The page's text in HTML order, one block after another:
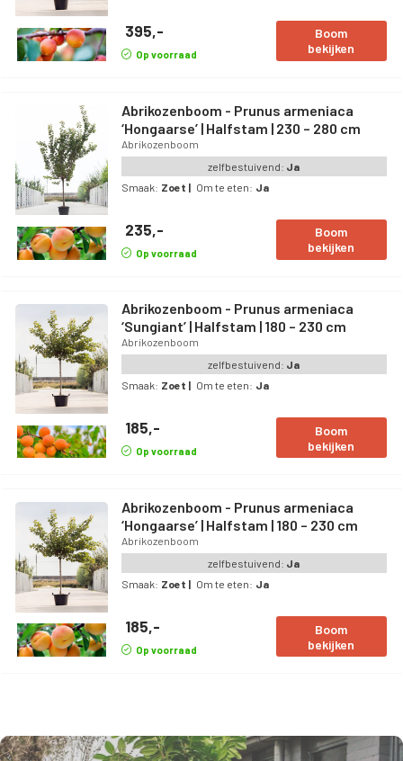
395,-
Op voorraad
Boom
bekijken
Abrikozenboom - Prunus armeniaca
‘Hongaarse’ | Halfstam | 230 – 280 cm
Abrikozenboom
zelfbestuivend: Ja
Smaak: Zoet | Om te eten: Ja
235,-
Op voorraad
Boom
bekijken
Abrikozenboom - Prunus armeniaca
‘Sungiant’ | Halfstam | 180 – 230 cm
Abrikozenboom
zelfbestuivend: Ja
Smaak: Zoet | Om te eten: Ja
185,-
Op voorraad
Boom
bekijken
Abrikozenboom - Prunus armeniaca
‘Hongaarse’ | Halfstam | 180 – 230 cm
Abrikozenboom
zelfbestuivend: Ja
Smaak: Zoet | Om te eten: Ja
185,-
Op voorraad
Boom
bekijken